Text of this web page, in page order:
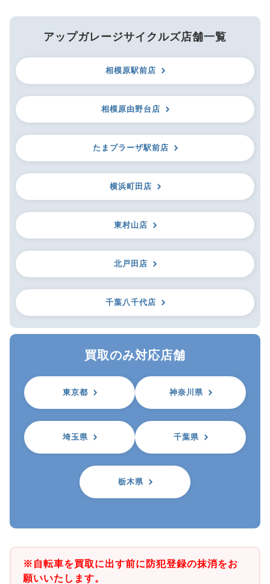
アップガレージサイクルズ店舗一覧
相模原駅前店
相模原由野台店
たまプラーザ駅前店
横浜町田店
東村山店
北戸田店
千葉八千代店
買取のみ対応店舗
東京都 神奈川県
埼玉県 千葉県
栃木県
※自転車を買取に出す前に防犯登録の抹消をお
願いいたします。